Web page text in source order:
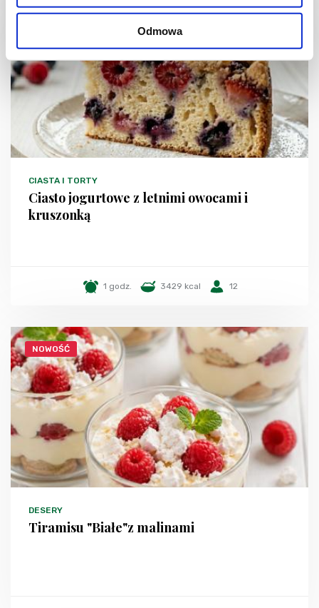
Odmowa
CIASTA I TORTY
Ciasto jogurtowe z letnimi owocami i
kruszonką
1 godz. 3429 kcal 12
NOWOŚĆ
DESERY
Tiramisu "Białe"z malinami